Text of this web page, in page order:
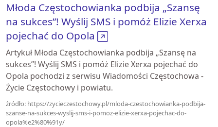
Młoda Częstochowianka podbija „Szansę
na sukces”! Wyślij SMS i pomóż Elizie Xerxa
pojechać do Opola
Artykuł Młoda Częstochowianka podbija „Szansę na
sukces”! Wyślij SMS i pomóż Elizie Xerxa pojechać do
Opola pochodzi z serwisu Wiadomości Częstochowa -
Życie Częstochowy i powiatu.
źródło: https://zycieczestochowy.pl/mloda-czestochowianka-podbija-
szanse-na-sukces-wyslij-sms-i-pomoz-elizie-xerxa-pojechac-do-
opola%e2%80%91y/